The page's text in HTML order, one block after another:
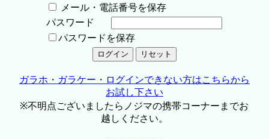
メール・電話番号を保存
パスワード
パスワードを保存
ガラホ・ガラケー・ログインできない方はこちらから
お試し下さい
※不明点ございましたらノジマの携帯コーナーまでお
越しください。